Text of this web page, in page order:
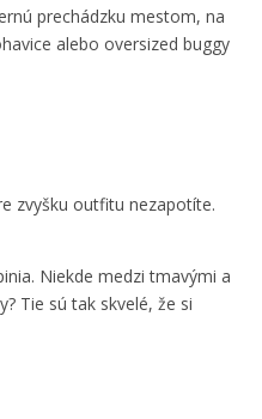
prechádzku mestom, na
alebo oversized buggy
zvyšku outfitu nezapotíte.
Niekde medzi tmavými a
Tie sú tak skvelé, že si